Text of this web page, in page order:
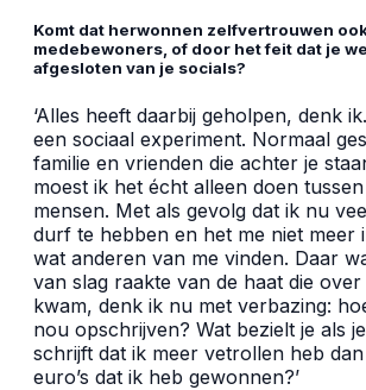
Komt dat herwonnen zelfvertrouwen
medebewoners, of door het feit dat je
afgesloten van je socials?
‘Alles heeft daarbij geholpen, denk
een sociaal experiment. Normaal
familie en vrienden die achter je
moest ik het écht alleen doen
mensen. Met als gevolg dat ik nu
durf te hebben en het me niet meer
wat anderen van me vinden. Daar
van slag raakte van de haat die
kwam, denk ik nu met verbazing:
nou opschrijven? Wat bezielt je als
schrijft dat ik meer vetrollen heb
euro’s dat ik heb gewonnen?’